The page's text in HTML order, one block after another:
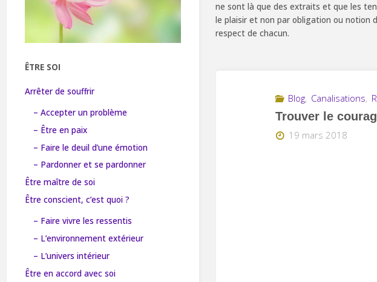
ne sont là que des extraits et que les
le plaisir et non par obligation ou notion
respect de chacun.
Blog, Canalisations,
Trouver le
19 mars 2018
ÊTRE SOI
Arrêter de souffrir
– Accepter un problème
– Être en paix
– Faire le deuil d’une émotion
– Pardonner et se pardonner
Être maître de soi
Être conscient, c’est quoi ?
– Faire vivre les ressentis
– L’environnement extérieur
– L’univers intérieur
Être en accord avec soi